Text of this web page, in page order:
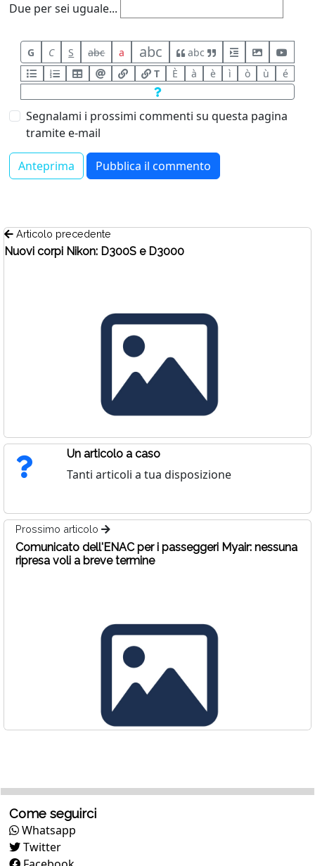
Due per sei uguale...
G C S abc a abc
abc
T
È à è ì ò ù é
Segnalami i prossimi commenti su questa pagina
tramite e-mail
Articolo precedente
Nuovi corpi Nikon: D300S e D3000
Un articolo a caso
Tanti articoli a tua disposizione
Prossimo articolo
Comunicato dell'ENAC per i passeggeri Myair: nessuna
ripresa voli a breve termine
Come seguirci
Whatsapp
Twitter